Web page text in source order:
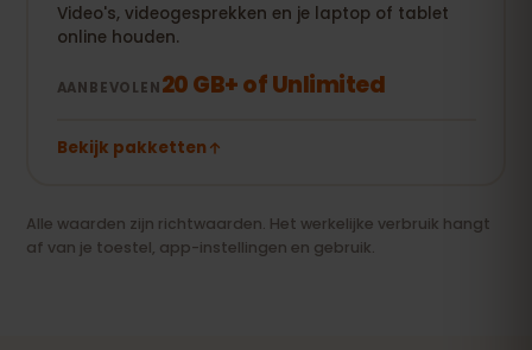
Video's, videogesprekken en je laptop of tablet
online houden.
AANBEVOLEN20 GB+ of Unlimited
Bekijk pakketten
Alle waarden zijn richtwaarden. Het werkelijke verbruik hangt
af van je toestel, app-instellingen en gebruik.